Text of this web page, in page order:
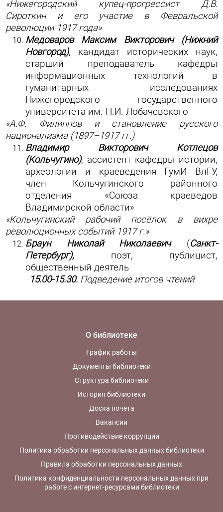
«Нижегородский купец-прогрессист Д.В.
Сироткин и его участие в Февральской
революции 1917 года»
Медоваров Максим Викторович (Нижний
Новгород), кандидат исторических наук,
старший преподаватель кафедры
информационных технологий в
гуманитарных исследованиях
Нижегородского государственного
университета им. Н.И. Лобачевского
«А.Ф. Филиппов и становление русского
национализма (1897–1917 гг.)
Владимир Викторович Котлецов
(Кольчугино), ассистент кафедры истории,
археологии и краеведения ГумИ ВлГУ,
член Кольчугинского районного
отделения «Союза краеведов
Владимирской области»
«Кольчугинский рабочий посёлок в вихре
революционных событий 1917 г.»
Браун Николай Николаевич (Санкт-
Петербург), поэт, публицист,
общественный деятель
15.00-15.30. Подведение итогов чтений
О библиотеке
График работы
Документы библиотеки
Структура библиотеки
История библиотеки
Доска почета
Вакансии
Противодействие коррупции
Политика обработки персональных данных библиотеки
Правила обработки персональных данных
Политика конфиденциальности персональных данных при
работе с интернет-ресурсами библиотеки